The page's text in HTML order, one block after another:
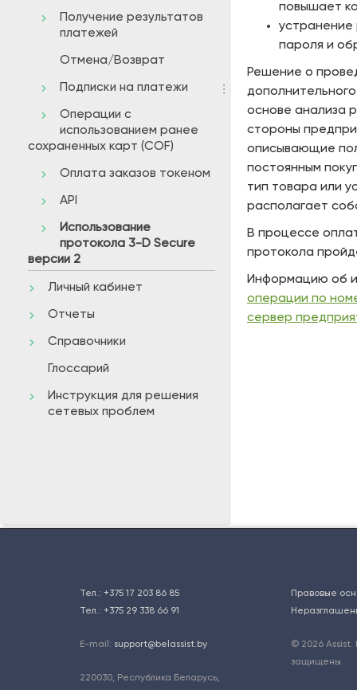
Получение результатов
платежей
Отмена/Возврат
Подписки на платежи
Операции с
использованием ранее
сохраненных карт (COF)
Оплата заказов токеном
API
Использование
протокола 3-D Secure
версии 2
Личный кабинет
Отчеты
Справочники
Глоссарий
Инструкция для решения
сетевых проблем
повышает
устранение
пароля и
Решение о
основе анализа
стороны
описывающие
постоянным
тип товара или
располагает
В процессе
протокола
Информацию об
операции по
сервер
Тел.: +375 17 203 86 85
Тел.: +375 29 338 66 91
E-mail: support@belassist.by
220030, Республика Беларусь,
Правовые
© 2026 Assist.
защищены.